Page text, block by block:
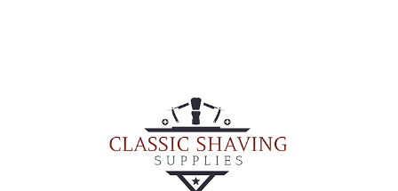
INICIO
TIENDA